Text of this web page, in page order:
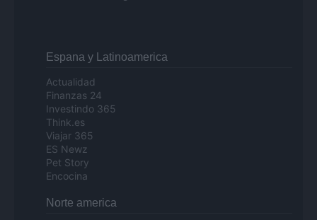
Espana y Latinoamerica
Actualidad
Finanzas 24
Investindo 365
Think.es
Viajar 365
ES Newz
Pet Story
Encocina
Norte america